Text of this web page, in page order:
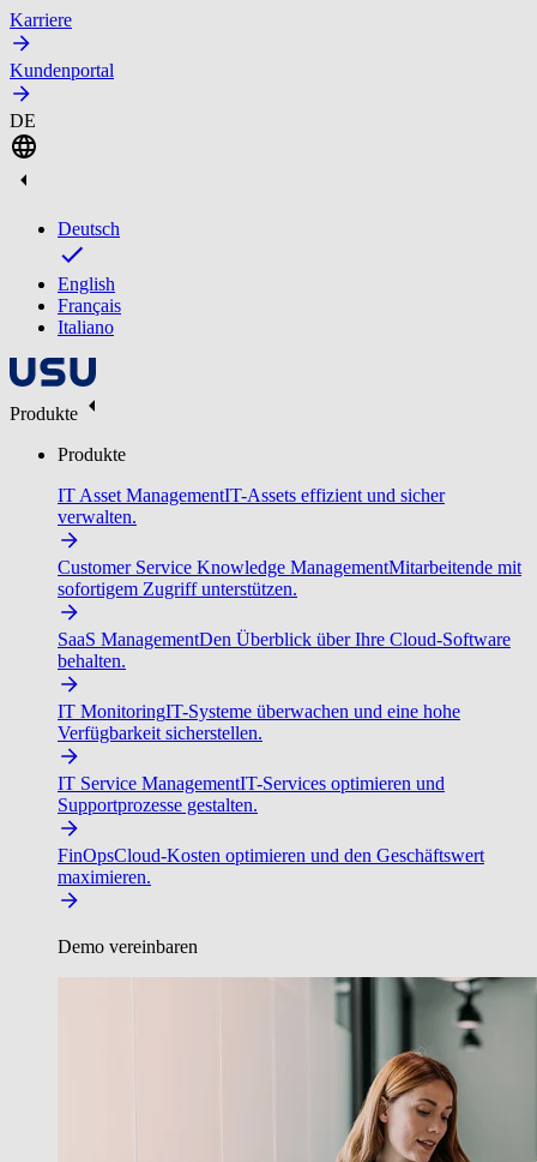
Karriere
Kundenportal
DE
Deutsch
English
Français
Italiano
Produkte
Produkte
IT Asset ManagementIT-Assets effizient und sicher
verwalten.
Customer Service Knowledge ManagementMitarbeitende mit
sofortigem Zugriff unterstützen.
SaaS ManagementDen Überblick über Ihre Cloud-Software
behalten.
IT MonitoringIT-Systeme überwachen und eine hohe
Verfügbarkeit sicherstellen.
IT Service ManagementIT-Services optimieren und
Supportprozesse gestalten.
FinOpsCloud-Kosten optimieren und den Geschäftswert
maximieren.
Demo vereinbaren